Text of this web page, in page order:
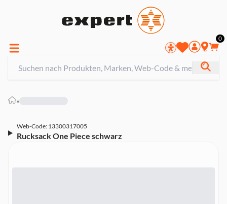
0
»
Web-Code: 13300317005
Rucksack One Piece schwarz